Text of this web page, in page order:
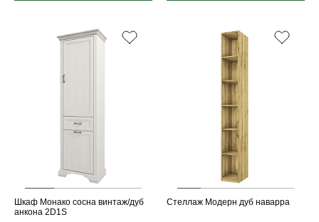
Шкаф Монако сосна винтаж/дуб
анкона 2D1S
Стеллаж Модерн дуб наварра